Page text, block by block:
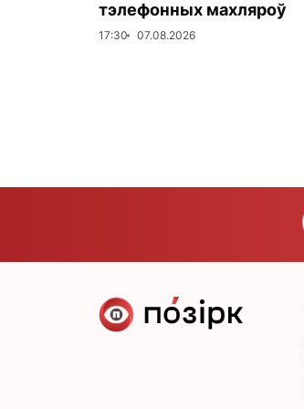
тэлефонных махляроў
17:30 07.08.2026